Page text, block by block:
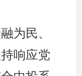
为民、
响应党